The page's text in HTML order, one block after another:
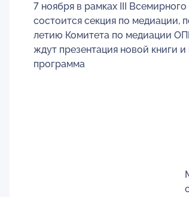
7 ноября в рамках III Всемирного
состоится секция по медиации,
летию Комитета по медиации
ждут презентация новой книги и
программа